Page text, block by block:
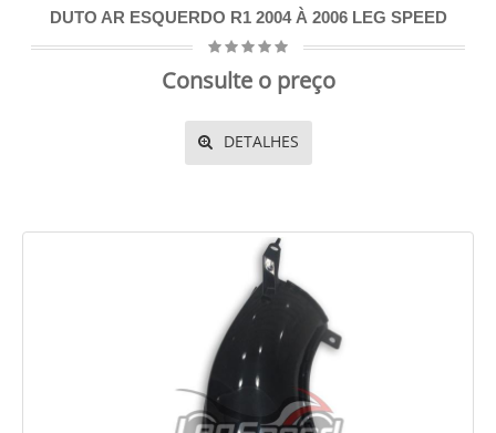
DUTO AR ESQUERDO R1 2004 À 2006 LEG SPEED
Consulte o preço
DETALHES